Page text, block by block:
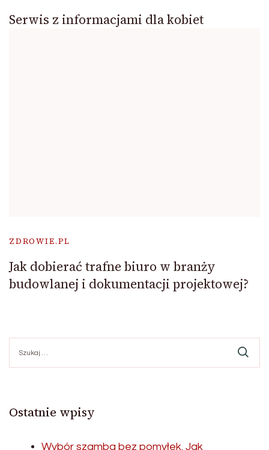
Serwis z informacjami dla kobiet
ZDROWIE.PL
Jak dobierać trafne biuro w branży
budowlanej i dokumentacji projektowej?
Ostatnie wpisy
Wybór szamba bez pomyłek. Jak